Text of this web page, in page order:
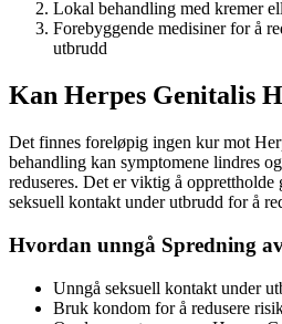
Lokal behandling med kremer
Forebyggende medisiner for å
utbrudd
Kan Herpes Genitalis
Det finnes foreløpig ingen kur mot
behandling kan symptomene lindres
reduseres. Det er viktig å opprettholde
seksuell kontakt under utbrudd for å
Hvordan unngå Spredning
Unngå seksuell kontakt under
Bruk kondom for å redusere